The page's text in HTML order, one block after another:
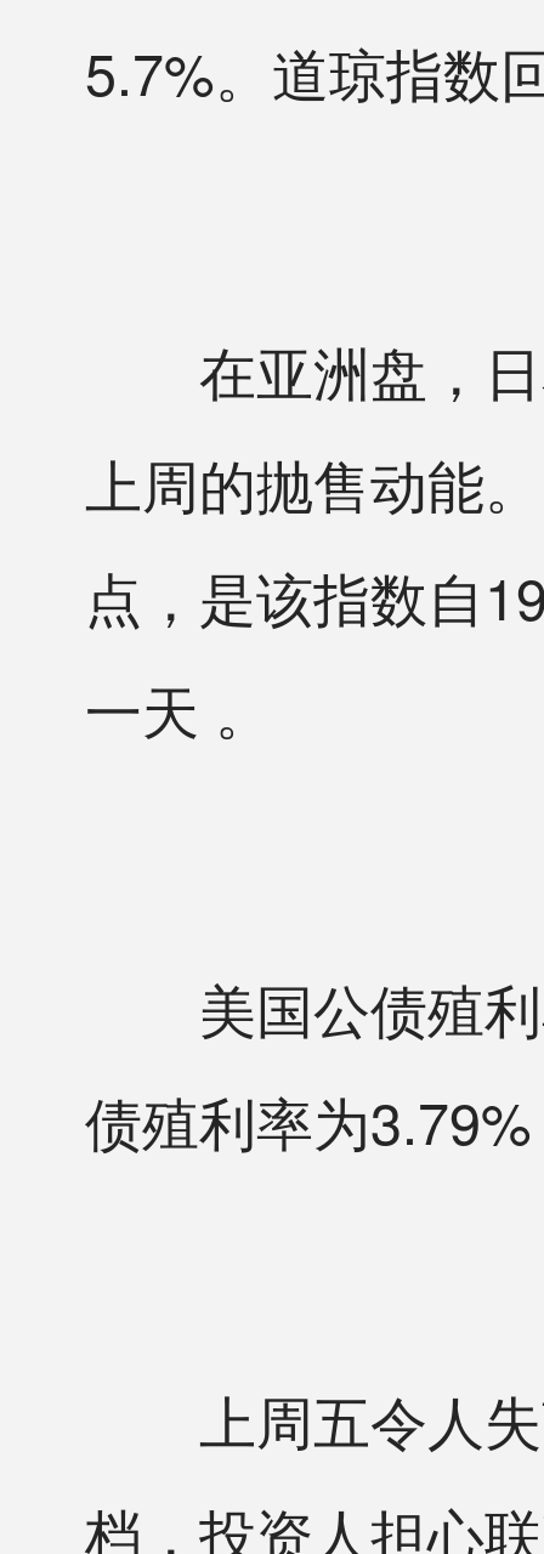
5.7%。道琼指数
在亚洲盘，日
上周的抛售动能
点，是该指数自
一天 。
美国公债殖利
债殖利率为
上周五令人失
档，投资人担心